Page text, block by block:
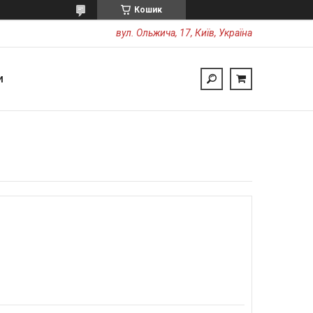
Кошик
вул. Ольжича, 17, Київ, Україна